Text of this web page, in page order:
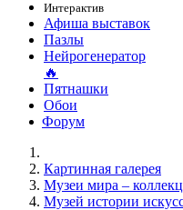
Интерактив
Афиша выставок
Пазлы
Нейрогенератор
🔥
Пятнашки
Обои
Форум
Картинная галерея
Музеи мира –
Музей истории